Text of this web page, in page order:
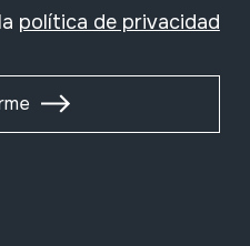
política de privacidad